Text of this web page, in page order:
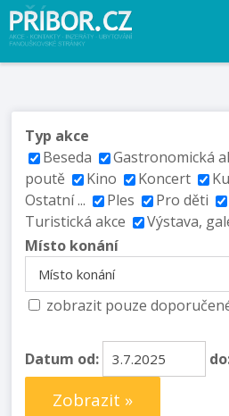
Typ akce
Beseda
Gastronomická
poutě
Kino Koncert
Ostatní ...
Ples Pro děti
Turistická akce
Výstava,
Místo konání
zobrazit pouze
Datum od:
Zobrazit »